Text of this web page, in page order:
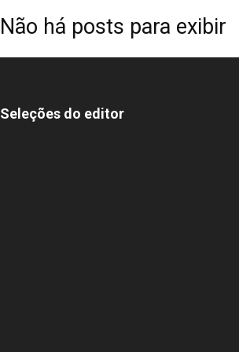
Não há posts para exibir
Seleções do editor